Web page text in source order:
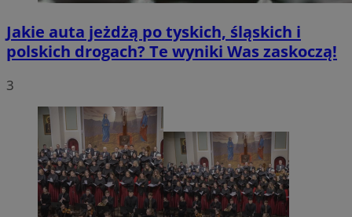
Jakie auta jeżdżą po tyskich, śląskich i
polskich drogach? Te wyniki Was zaskoczą!
3